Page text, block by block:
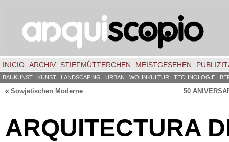
INICIO ARCHIV STIEFMÜTTERCHEN MEISTGESEHEN
BAUKUNST KUNST LANDSCAPING URBAN WOHNKULTUR TECHNOLOGIE
« Sowjetischen Moderne 50
ARQUITECTURA